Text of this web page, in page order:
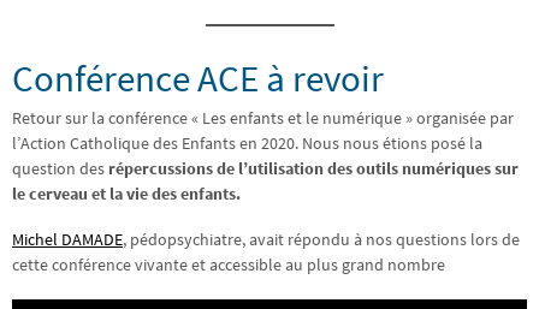
Conférence ACE à revoir
Retour sur la conférence « Les enfants et le numérique » organisée par
l’Action Catholique des Enfants en 2020. Nous nous étions posé la
question des répercussions de l’utilisation des outils numériques sur
le cerveau et la vie des enfants.
Michel DAMADE, pédopsychiatre, avait répondu à nos questions lors de
cette conférence vivante et accessible au plus grand nombre